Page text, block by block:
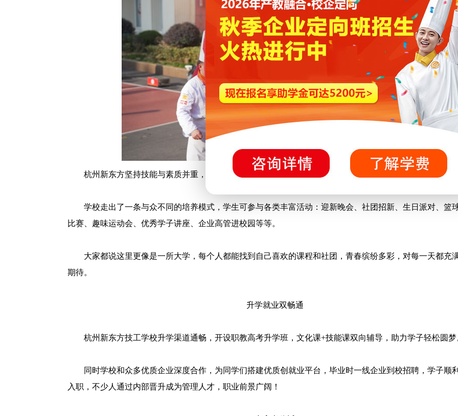
杭州新东方坚持技能与素质并重，把培养综合素质作为重要内容纳入教学计划：
学校走出了一条与众不同的培养模式，学生可参与各类丰富活动：迎新晚会、社团招新、生日派对、篮
比赛、趣味运动会、优秀学子讲座、企业高管进校园等等。
大家都说这里更像是一所大学，每个人都能找到自己喜欢的课程和社团，青春缤纷多彩，对每一天都充
期待。
升学就业双畅通
杭州新东方技工学校升学渠道通畅，开设职教高考升学班，文化课+技能课双向辅导，助力学子轻松圆梦
同时学校和众多优质企业深度合作，为同学们搭建优质创就业平台，毕业时一线企业到校招聘，学子顺
入职，不少人通过内部晋升成为管理人才，职业前景广阔！